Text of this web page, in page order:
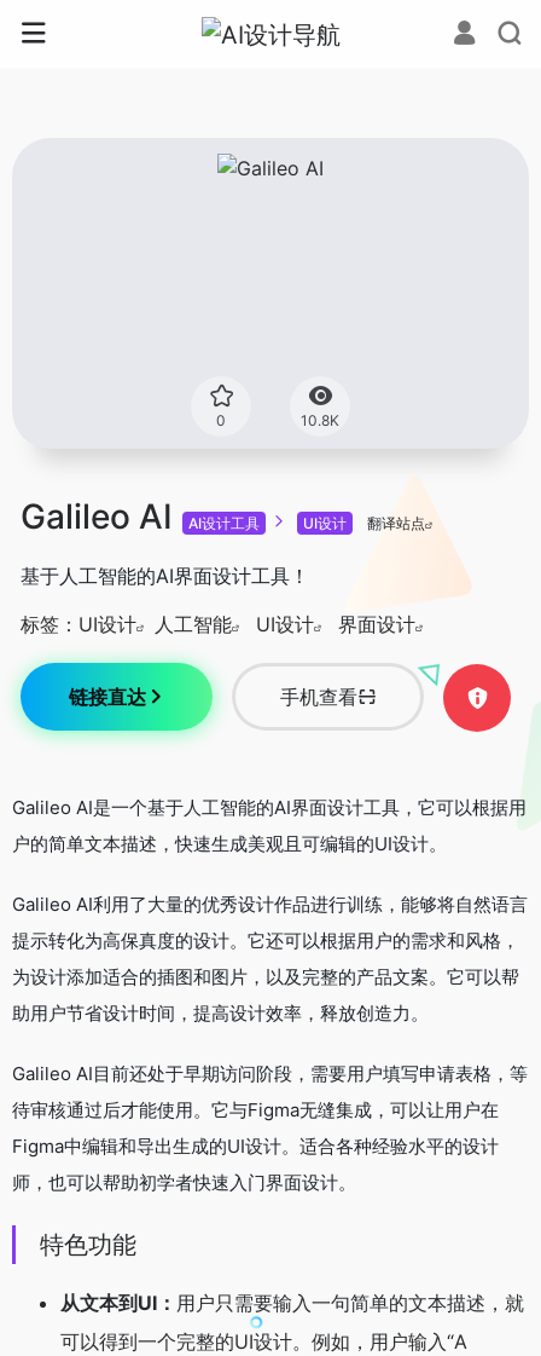
0 10.8K
Galileo AI AI设计工具 UI设计 翻译站点
基于人工智能的AI界面设计工具！
标签： UI设计 人工智能 UI设计 界面设计
链接直达 手机查看
Galileo AI是一个基于人工智能的AI界面设计工具，它可以根据用
户的简单文本描述，快速生成美观且可编辑的UI设计。
Galileo AI利用了大量的优秀设计作品进行训练，能够将自然语言
提示转化为高保真度的设计。它还可以根据用户的需求和风格，
为设计添加适合的插图和图片，以及完整的产品文案。它可以帮
助用户节省设计时间，提高设计效率，释放创造力。
Galileo AI目前还处于早期访问阶段，需要用户填写申请表格，等
待审核通过后才能使用。它与Figma无缝集成，可以让用户在
Figma中编辑和导出生成的UI设计。适合各种经验水平的设计
师，也可以帮助初学者快速入门界面设计。
特色功能
从文本到UI： 用户只需要输入一句简单的文本描述，就
可以得到一个完整的UI设计。例如，用户输入“A